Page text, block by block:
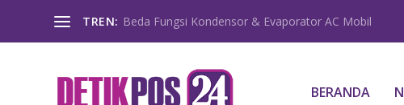
TREN: Beda Fungsi Kondensor & Evaporator AC Mobil
BERANDA